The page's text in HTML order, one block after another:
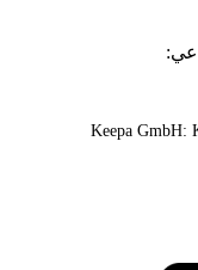
Keepa